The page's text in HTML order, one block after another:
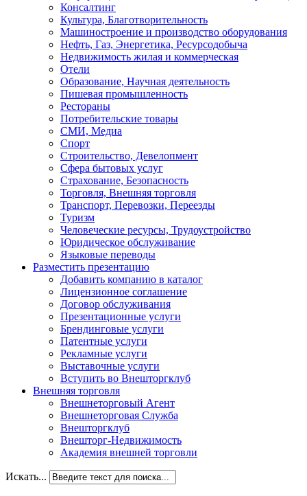
Консалтинг
Культура, Благотворительность
Машиностроение и производство оборудования
Нефть, Газ, Энергетика, Ресурсодобыча
Недвижимость жилая и коммерческая
Отели
Образование, Научная деятельность
Пишевая промышленность
Рестораны
Потребительские товары
СМИ, Медиа
Спорт
Строительство, Девелопмент
Сфера бытовых услуг
Страхование, Безопасность
Торговля, Внешняя торговля
Транспорт, Перевозки, Переезды
Туризм
Человеческие ресурсы, Трудоустройство
Юридическое обслуживание
Языковые переводы
Разместить презентацию
Добавить компанию в каталог
Лицензионное соглашение
Договор обслуживания
Презентационные услуги
Брендинговые услуги
Патентные услуги
Рекламные услуги
Выставочные услуги
Вступить во Внешторгклуб
Внешняя торговля
Внешнеторговый Агент
Внешнеторговая Служба
Внешторгклуб
Внешторг-Недвижимость
Академия внешней торговли
Искать...